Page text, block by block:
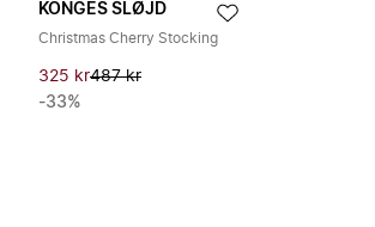
KONGES SLØJD
Christmas Cherry Stocking
325 kr487 kr
-33%